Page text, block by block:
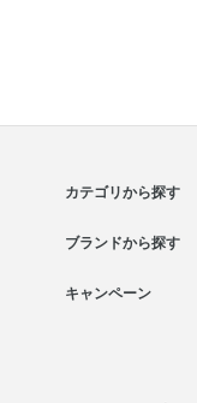
カテゴリから探す
ブランドから探す
キャンペーン